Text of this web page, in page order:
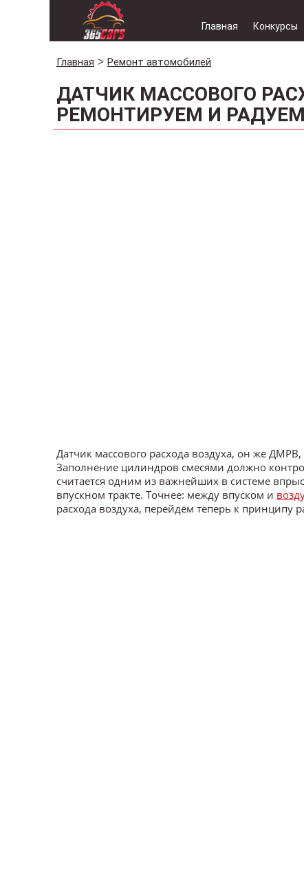
Главная Конкурсы
Главная Ремонт автомобилей
ДАТЧИК МАССОВОГО
РЕМОНТИРУЕМ И
Датчик массового расхода воздуха, он же
Заполнение цилиндров смесями должно
считается одним из важнейших в системе
впускном тракте. Точнее: между впуском и
расхода воздуха, перейдём теперь к принципу